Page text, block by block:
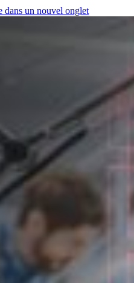
dans un nouvel onglet